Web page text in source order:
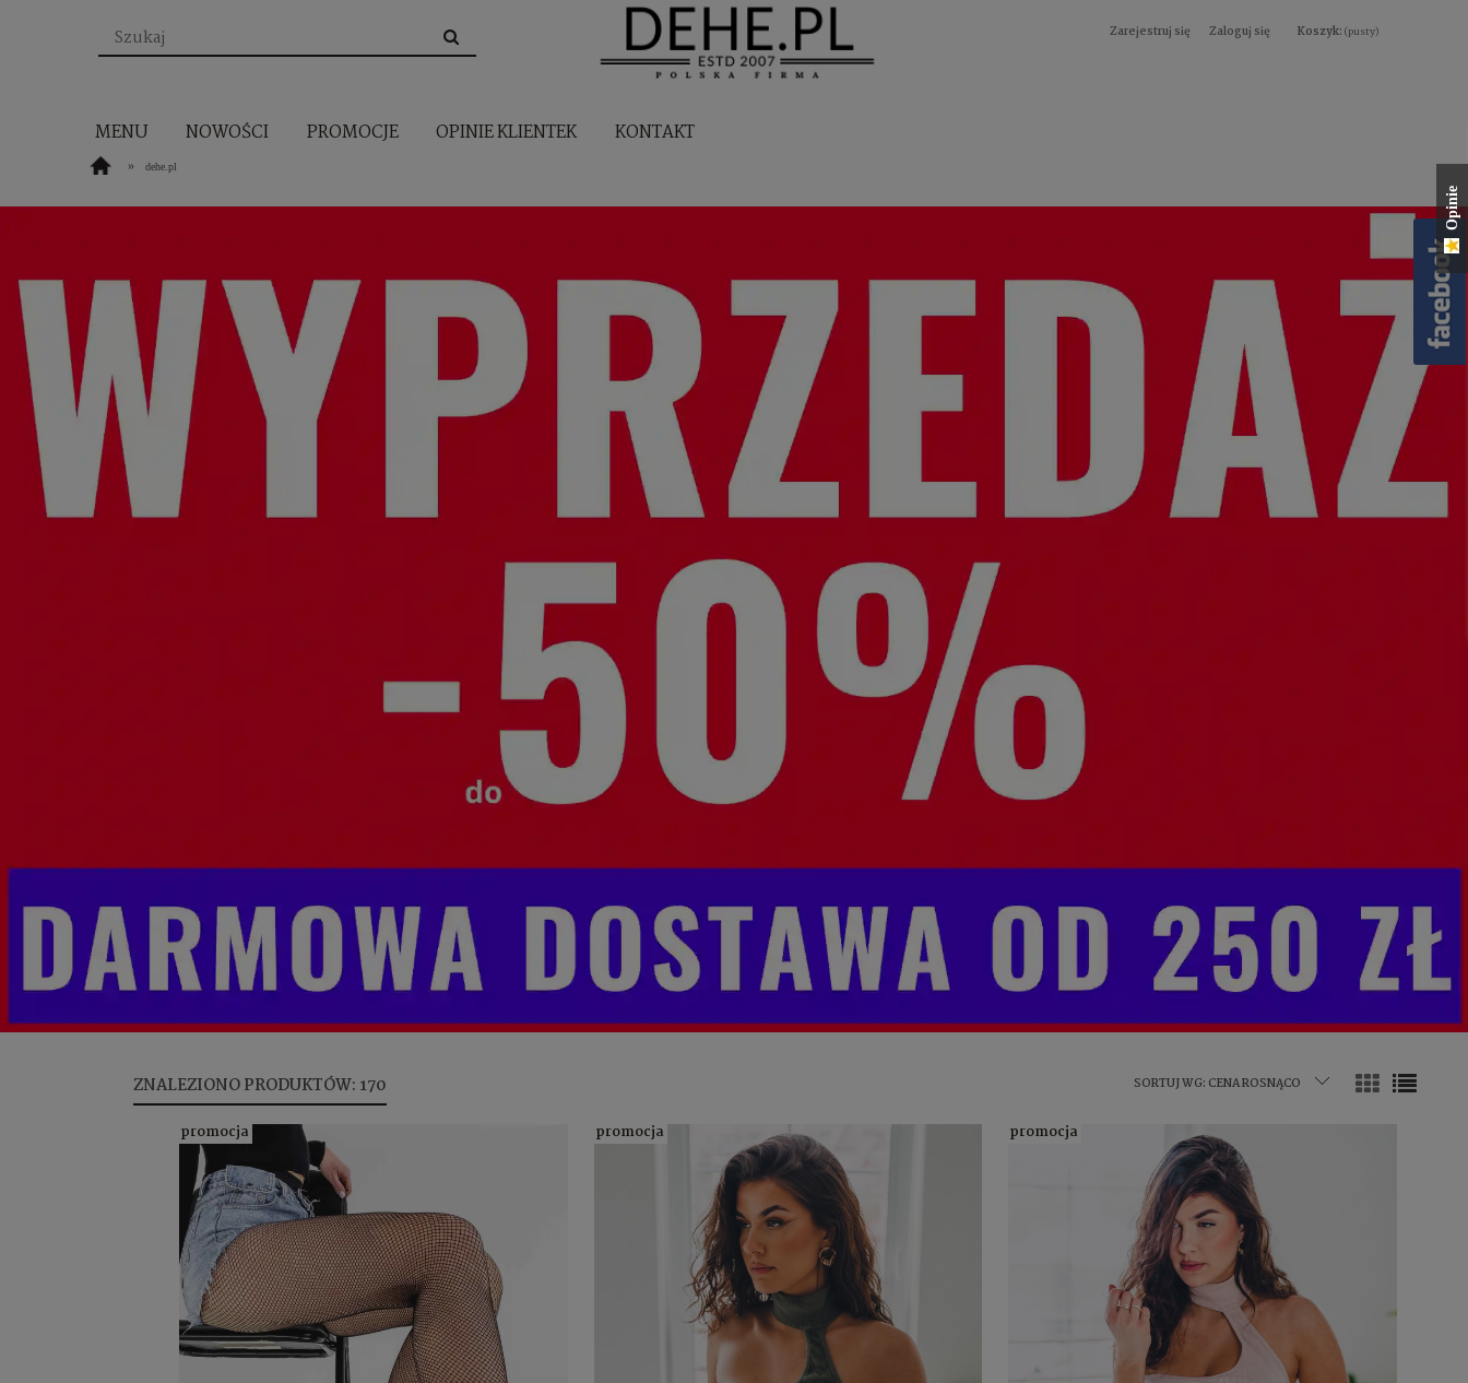
Koszyk: (pusty)
Zarejestruj się Zaloguj się
MENU NOWOŚCI PROMOCJE OPINIE KLIENTEK KONTAKT
» dehe.pl
ZNALEZIONO PRODUKTÓW: 170 SORTUJ WG: CENA ROSNĄCO
promocja promocja promocja
Opinie